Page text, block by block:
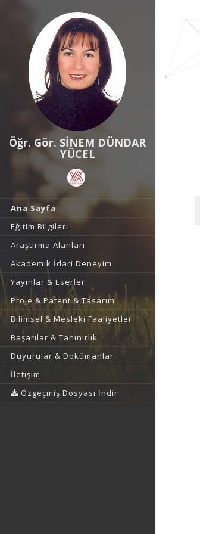
Öğr. Gör. SİNEM DÜNDAR
YÜCEL
Ana Sayfa
Eğitim Bilgileri
Araştırma Alanları
Akademik İdari Deneyim
Yayınlar & Eserler
Proje & Patent & Tasarım
Bilimsel & Mesleki Faaliyetler
Başarılar & Tanınırlık
Duyurular & Dokümanlar
İletişim
Özgeçmiş Dosyası İndir